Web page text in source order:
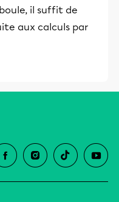
il suffit de
aux calculs par